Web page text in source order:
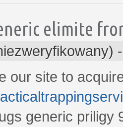
elimite
our site to
generic priligy